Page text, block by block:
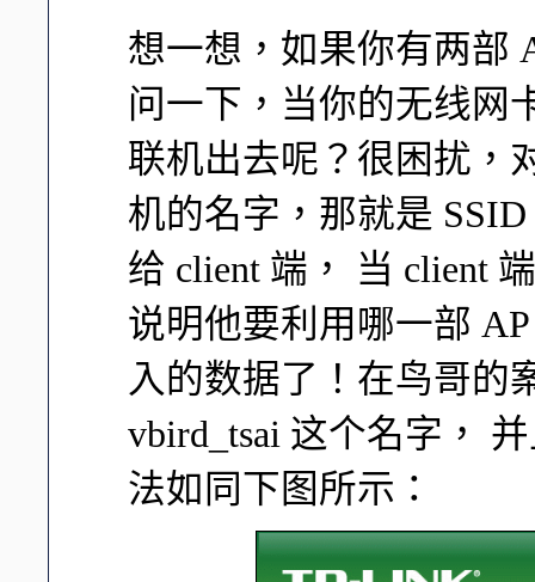
想一想，如果你有两部
问一下，当你的无线网
联机出去呢？很困扰，
机的名字，那就是
给 client 端， 当 client
说明他要利用哪一部
入的数据了！在鸟哥的
vbird_tsai 这个名字，
法如同下图所示：